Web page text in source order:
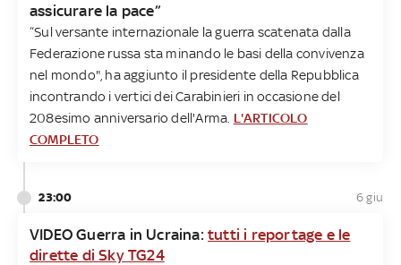
assicurare la pace”
“Sul versante internazionale la guerra scatenata dalla
Federazione russa sta minando le basi della convivenza
nel mondo", ha aggiunto il presidente della Repubblica
incontrando i vertici dei Carabinieri in occasione del
208esimo anniversario dell'Arma. L'ARTICOLO
COMPLETO
23:00 6 giu
VIDEO Guerra in Ucraina: tutti i reportage e le
dirette di Sky TG24